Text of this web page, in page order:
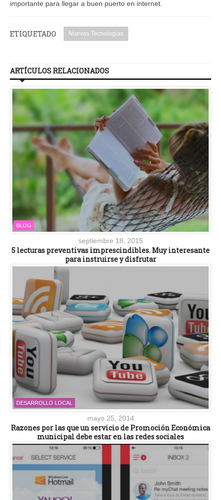
importante para llegar a buen puerto en internet.
ETIQUETADO Nuevas Tecnologias
ARTÍCULOS RELACIONADOS
BLOG
septiembre 18, 2015
5 lecturas preventivas imprescindibles. Muy interesante
para instruirse y disfrutar
DESARROLLO LOCAL
mayo 25, 2014
Razones por las que un servicio de Promoción Económica
municipal debe estar en las redes sociales